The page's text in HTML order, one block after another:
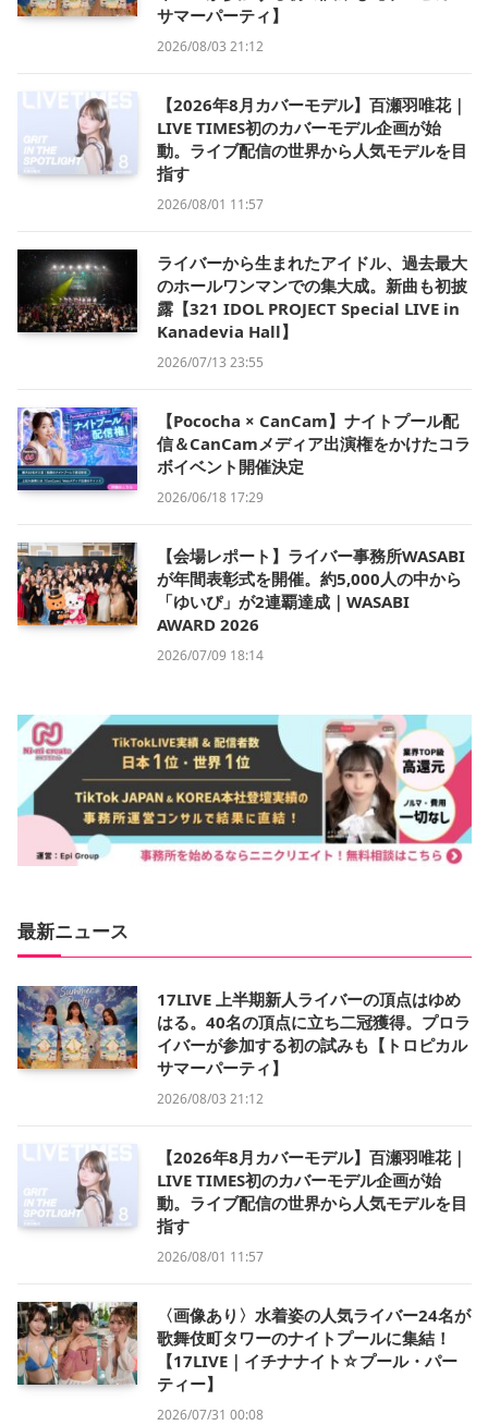
サマーパーティ】
2026/08/03 21:12
【2026年8月カバーモデル】百瀬羽唯花｜
LIVE TIMES初のカバーモデル企画が始
動。ライブ配信の世界から人気モデルを目
指す
2026/08/01 11:57
ライバーから生まれたアイドル、過去最大
のホールワンマンでの集大成。新曲も初披
露【321 IDOL PROJECT Special LIVE in
Kanadevia Hall】
2026/07/13 23:55
【Pococha × CanCam】ナイトプール配
信＆CanCamメディア出演権をかけたコラ
ボイベント開催決定
2026/06/18 17:29
【会場レポート】ライバー事務所WASABI
が年間表彰式を開催。約5,000人の中から
「ゆいぴ」が2連覇達成｜WASABI
AWARD 2026
2026/07/09 18:14
最新ニュース
17LIVE 上半期新人ライバーの頂点はゆめ
はる。40名の頂点に立ち二冠獲得。プロラ
イバーが参加する初の試みも【トロピカル
サマーパーティ】
2026/08/03 21:12
【2026年8月カバーモデル】百瀬羽唯花｜
LIVE TIMES初のカバーモデル企画が始
動。ライブ配信の世界から人気モデルを目
指す
2026/08/01 11:57
〈画像あり〉水着姿の人気ライバー24名が
歌舞伎町タワーのナイトプールに集結！
【17LIVE｜イチナナイト☆プール・パー
ティー】
2026/07/31 00:08